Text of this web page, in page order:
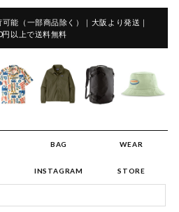
能（一部商品除く）｜大阪より発送｜
円以上で送料無料
BAG WEAR
INSTAGRAM STORE